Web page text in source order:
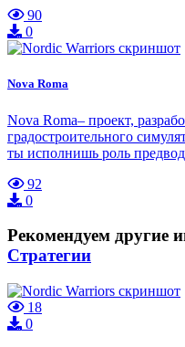
90
0
Nova Roma
Nova Roma– проект,
градостроительного
ты исполнишь роль
92
0
Рекомендуем другие
Стратегии
18
0